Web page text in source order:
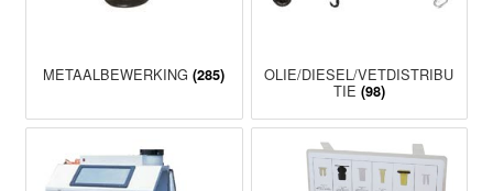
METAALBEWERKING(285) OLIE/DIESEL/VETDISTRIBU
TIE (98)